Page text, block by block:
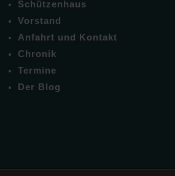
Schützenhaus
Vorstand
Anfahrt und Kontakt
Chronik
Termine
Der Blog